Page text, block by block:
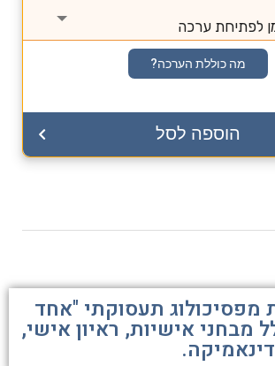
לפתיחת ערכה
הוספה לסל
מה כוללת הערכה?
מפסיכולוג תעסוקתי "אחד
מבחני אישיות, ראיון אישי,